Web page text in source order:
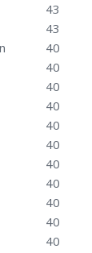
43
43
40
40
40
40
40
40
40
40
40
40
40